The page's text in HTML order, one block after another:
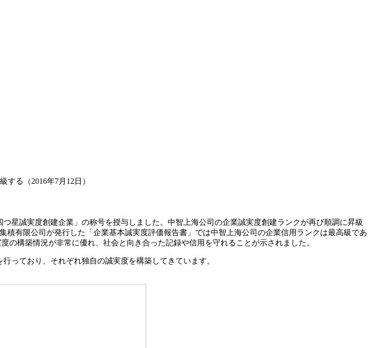
する（2016年7月12日）
星誠実度創建企業」の称号を授与しました。中智上海公司の企業誠実度創建ランクが再び順調に昇級
有限公司が発行した「企業基本誠実度評価報告書」では中智上海公司の企業信用ランクは最高級であ
構築情況が非常に優れ、社会と向き合った記録や信用を守れることが示されました。
っており、それぞれ独自の誠実度を構築してきています。